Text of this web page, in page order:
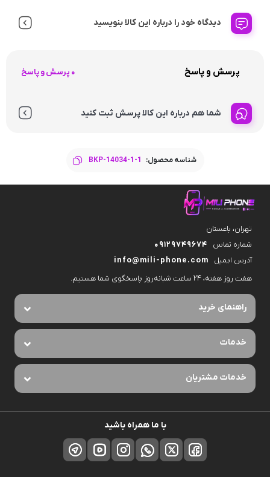
دیدگاه خود را درباره این کالا بنویسید
پرسش و پاسخ 0 پرسش و پاسخ
شما هم درباره این کالا پرسش ثبت کنید
شناسه محصول: BKP-14034-1-1
تهران، باغستان
شماره تماس
09129749674
آدرس ایمیل
info@mili-phone.com
هفت روز هفته، ۲۴ ساعت شبانه‌روز پاسخگوی شما هستیم.
راهنمای خرید
خدمات
خدمات مشتریان
با ما همراه باشید